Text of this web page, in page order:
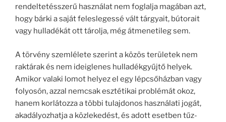
rendeltetésszerű használat nem foglalja magában azt,
hogy bárki a saját feleslegessé vált tárgyait, bútorait
vagy hulladékát ott tárolja, még átmenetileg sem.
A törvény szemlélete szerint a közös területek nem
raktárak és nem ideiglenes hulladékgyűjtő helyek.
Amikor valaki lomot helyez el egy lépcsőházban vagy
folyosón, azzal nemcsak esztétikai problémát okoz,
hanem korlátozza a többi tulajdonos használati jogát,
akadályozhatja a közlekedést, és adott esetben tűz-